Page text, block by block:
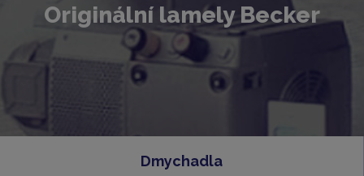
Originální lamely Becker
Dmychadla